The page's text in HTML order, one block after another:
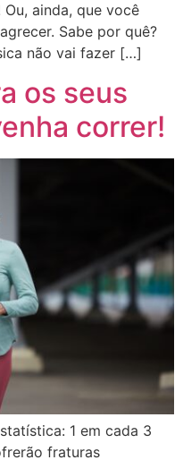
ainda, que você
Sabe por quê?
não vai fazer […]
os seus
correr!
1 em cada 3
fraturas